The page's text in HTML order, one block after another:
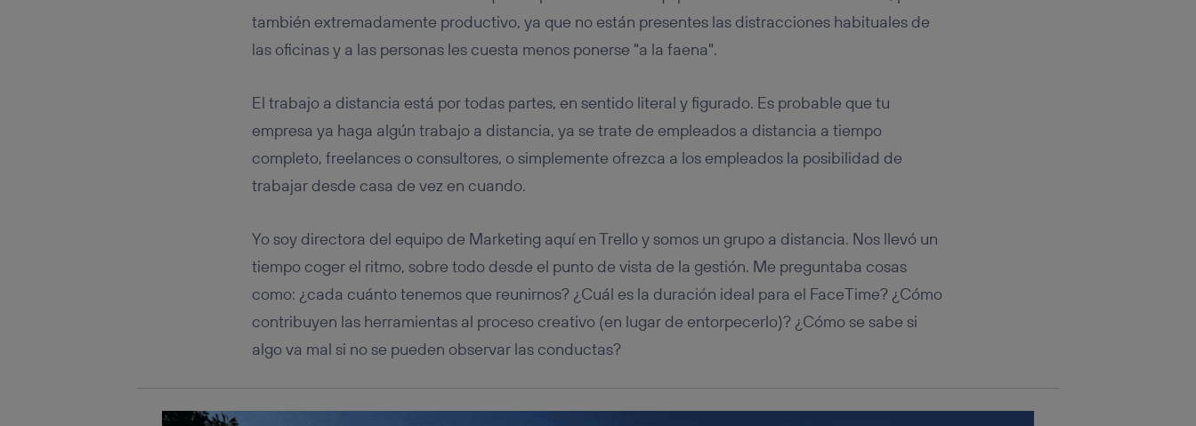
también extremadamente productivo, ya que no están presentes las distracciones habituales de
las oficinas y a las personas les cuesta menos ponerse "a la faena".
El trabajo a distancia está por todas partes, en sentido literal y figurado. Es probable que tu
empresa ya haga algún trabajo a distancia, ya se trate de empleados a distancia a tiempo
completo, freelances o consultores, o simplemente ofrezca a los empleados la posibilidad de
trabajar desde casa de vez en cuando.
Yo soy directora del equipo de Marketing aquí en Trello y somos un grupo a distancia. Nos llevó un
tiempo coger el ritmo, sobre todo desde el punto de vista de la gestión. Me preguntaba cosas
como: ¿cada cuánto tenemos que reunirnos? ¿Cuál es la duración ideal para el FaceTime? ¿Cómo
contribuyen las herramientas al proceso creativo (en lugar de entorpecerlo)? ¿Cómo se sabe si
algo va mal si no se pueden observar las conductas?
conecte su dispositivo y consienta el uso de la tecnología recibirá el mismo identificador.
Si utilizas unaconexión de banda ancha (p. ej., Wi-Fi), el marketing o análisis se
hayan dado su consentimiento.
únicamente en la navegación del usuario del móvil.
Puedes gestionar los consentimientos Utiq seleccionando “Administrar Utiq” en la parte
inferior de esta página web o visitando el
Para más información, consulta la